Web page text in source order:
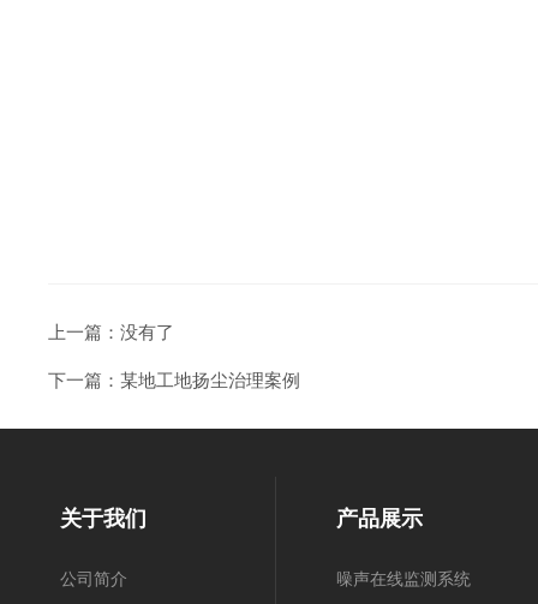
上一篇：没有了
下一篇： 某地工地扬尘治理案例
关于我们
公司简介
产品展示
噪声在线监测系统